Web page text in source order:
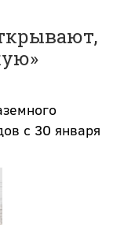
с 30 января